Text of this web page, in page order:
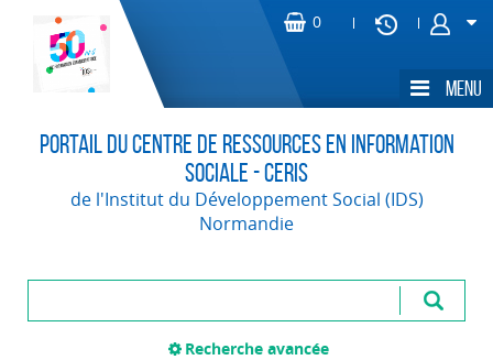
Portail du Centre de Ressources en Information
Sociale - CERIS
de l'Institut du Développement Social (IDS)
Normandie
Recherche avancée